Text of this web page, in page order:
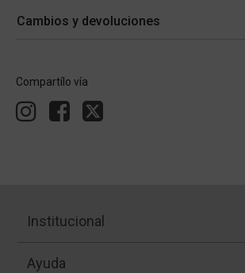
Cambios y devoluciones
Compartílo vía
Institucional
Ayuda